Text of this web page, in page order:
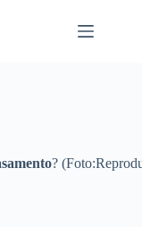
?